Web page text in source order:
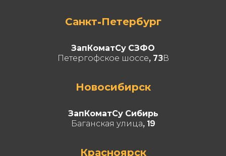
Санкт-Петербург
ЗапКоматСу СЗФО
Петергофское шоссе, 73В
Новосибирск
ЗапКоматСу Сибирь
Баганская улица, 19
Красноярск